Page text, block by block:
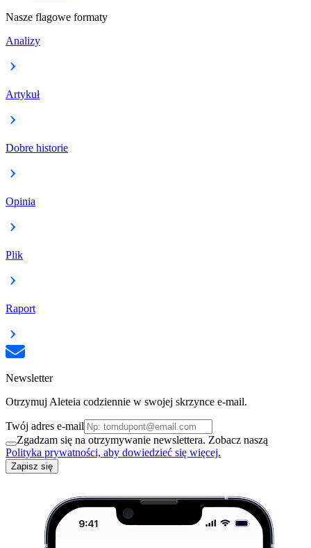
Nasze flagowe formaty
Analizy
Artykuł
Dobre historie
Opinia
Plik
Raport
Newsletter
Otrzymuj Aleteia codziennie w swojej skrzynce e-mail.
Twój adres e-mail
Zgadzam się na otrzymywanie newslettera. Zobacz naszą
Polityka prywatności, aby dowiedzieć się więcej.
Zapisz się